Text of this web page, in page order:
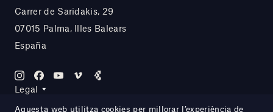
Carrer de Saridakis, 29
07015 Palma, Illes Balears
España
Legal
Aquesta web utilitza cookies per millorar l’experiència de